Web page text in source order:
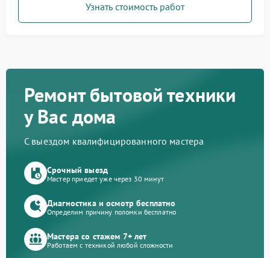
Узнать стоимость работ
Ремонт бытовой техники
у Вас дома
С выездом квалифицированного мастера
Срочный выезд
Мастер приедет уже через 30 минут
Диагностика и осмотр бесплатно
Определим причину поломки бесплатно
Мастера со стажем 7+ лет
Работаем с техникой любой сложности